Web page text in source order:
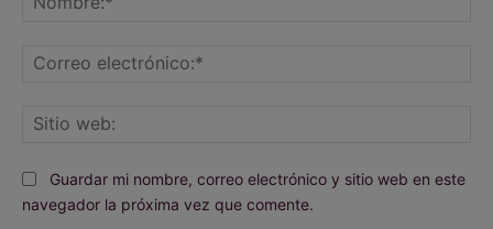
Guardar mi nombre, correo electrónico y sitio web en este
navegador la próxima vez que comente.